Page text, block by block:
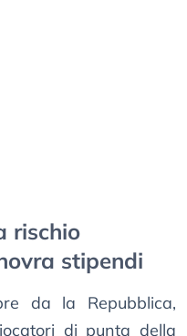
rischio
stipendi
da la Repubblica,
di punta della